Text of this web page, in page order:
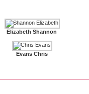
Elizabeth Shannon
Evans Chris